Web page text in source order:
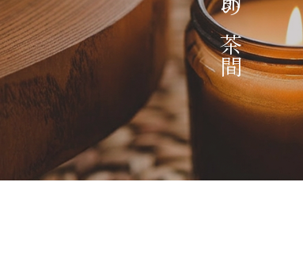
季節の茶間